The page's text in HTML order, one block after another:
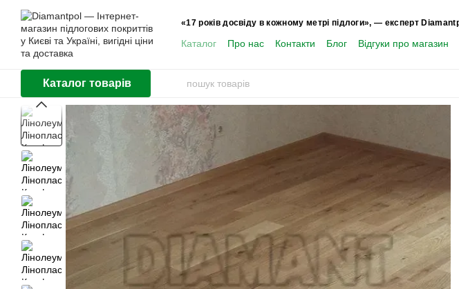
Перейти до основного контенту
«17 років досвіду в кожному метрі підлоги», — експерт
Каталог Про нас Контакти Блог Відгуки про магазин
Каталог товарів